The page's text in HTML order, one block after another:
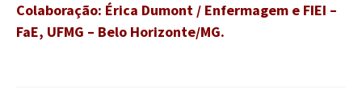
Colaboração: Érica Dumont / Enfermagem e FIEI –
FaE, UFMG – Belo Horizonte/MG.